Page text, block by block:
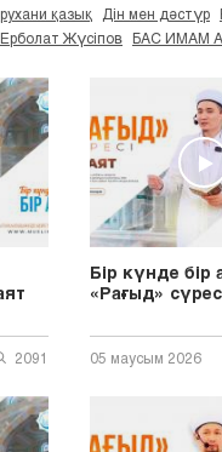
қазық Дін мен дәстүр
Жүсіпов БАС ИМАМ
2091
Бір күнде бір
«Рағыд»
05 маусым 2026